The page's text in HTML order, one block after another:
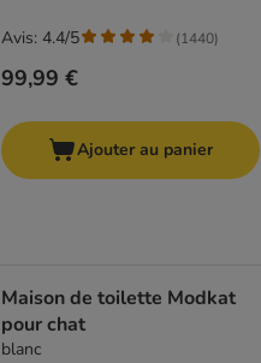
99,99 €
Avis: 4.4/5 (1440)
Ajouter au panier
Maison de toilette Modkat
pour chat
blanc